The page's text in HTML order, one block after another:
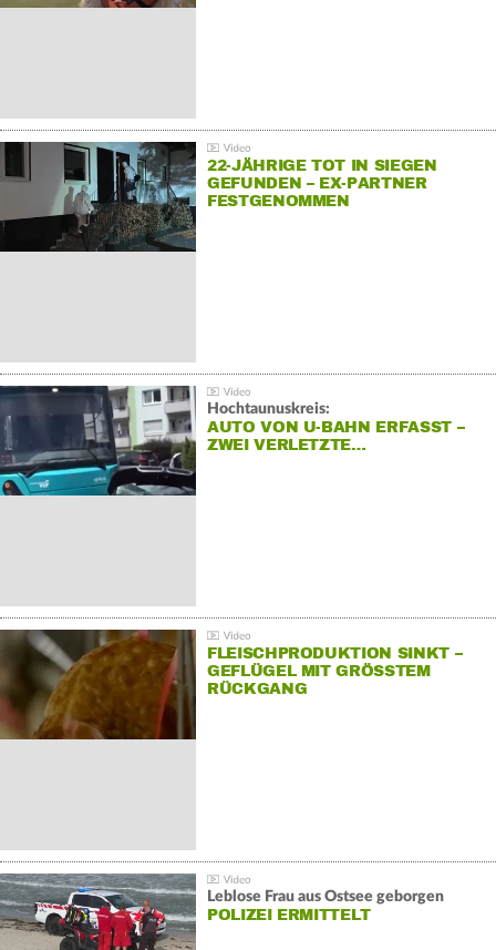
22-JÄHRIGE TOT IN SIEGEN
GEFUNDEN – EX-PARTNER
FESTGENOMMEN
Hochtaunuskreis:
AUTO VON U-BAHN ERFASST –
ZWEI VERLETZTE…
FLEISCHPRODUKTION SINKT –
GEFLÜGEL MIT GRÖSSTEM R
ÜCKGANG
Leblose Frau aus Ostsee geborgen
POLIZEI ERMITTELT